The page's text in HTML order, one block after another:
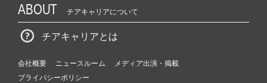
ABOUT チアキャリアについて
チアキャリアとは
会社概要 ニュースルーム
メディア出演・掲載
プライバシーポリシー